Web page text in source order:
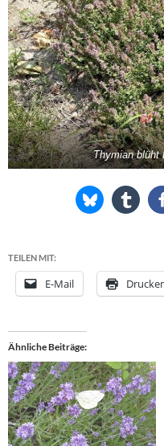
Thymian blüht
TEILEN MIT:
E-Mail
Ähnliche Beiträge